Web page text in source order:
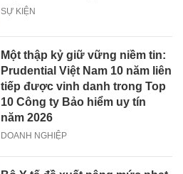
SỰ KIỆN
Một thập kỷ giữ vững niềm tin:
Prudential Việt Nam 10 năm liên
tiếp được vinh danh trong Top
10 Công ty Bảo hiểm uy tín
năm 2026
DOANH NGHIỆP